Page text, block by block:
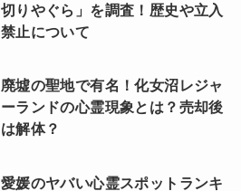
切りやぐら」を調査！歴史や立入
禁止について
廃墟の聖地で有名！化女沼レジャ
ーランドの心霊現象とは？売却後
は解体？
愛媛のヤバい心霊スポットランキ